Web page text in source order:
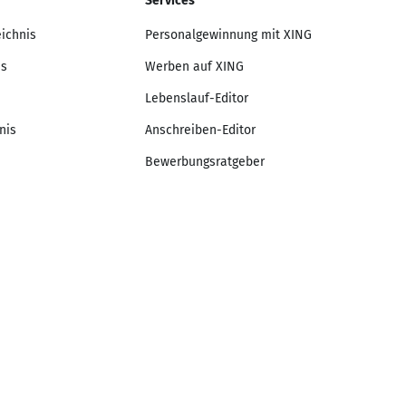
Personalgewinnung mit XING
Werben auf XING
Lebenslauf-Editor
Anschreiben-Editor
Bewerbungsratgeber